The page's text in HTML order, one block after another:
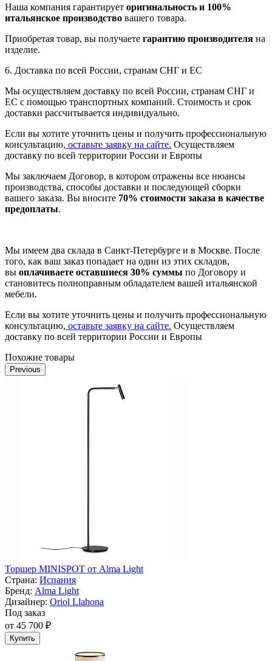
Наша компания гарантирует оригинальность и 100%
итальянское производство вашего товара.
Приобретая товар, вы получаете гарантию производителя на
изделие.
6. Доставка по всей России, странам СНГ и ЕС
Мы осуществляем доставку по всей России, странам СНГ и
ЕС с помощью транспортных компаний. Стоимость и срок
доставки рассчитывается индивидуально.
Если вы хотите уточнить цены и получить профессиональную
консультацию, оставьте заявку на сайте. Осуществляем
доставку по всей территории России и Европы
Мы заключаем Договор, в котором отражены все нюансы
производства, способы доставки и последующей сборки
вашего заказа. Вы вносите 70% стоимости заказа в качестве
предоплаты.
Мы имеем два склада в Санкт-Петербурге и в Москве. После
того, как ваш заказ попадает на один из этих складов,
вы оплачиваете оставшиеся 30% суммы по Договору и
становитесь полноправным обладателем вашей итальянской
мебели.
Если вы хотите уточнить цены и получить профессиональную
консультацию, оставьте заявку на сайте. Осуществляем
доставку по всей территории России и Европы
Похожие товары
Previous
Торшер MINISPOT от Alma Light
Страна: Испания
Бренд: Alma Light
Дизайнер: Oriol Llahona
Под заказ
от 45 700 ₽
Купить